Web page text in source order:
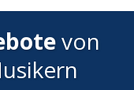
von